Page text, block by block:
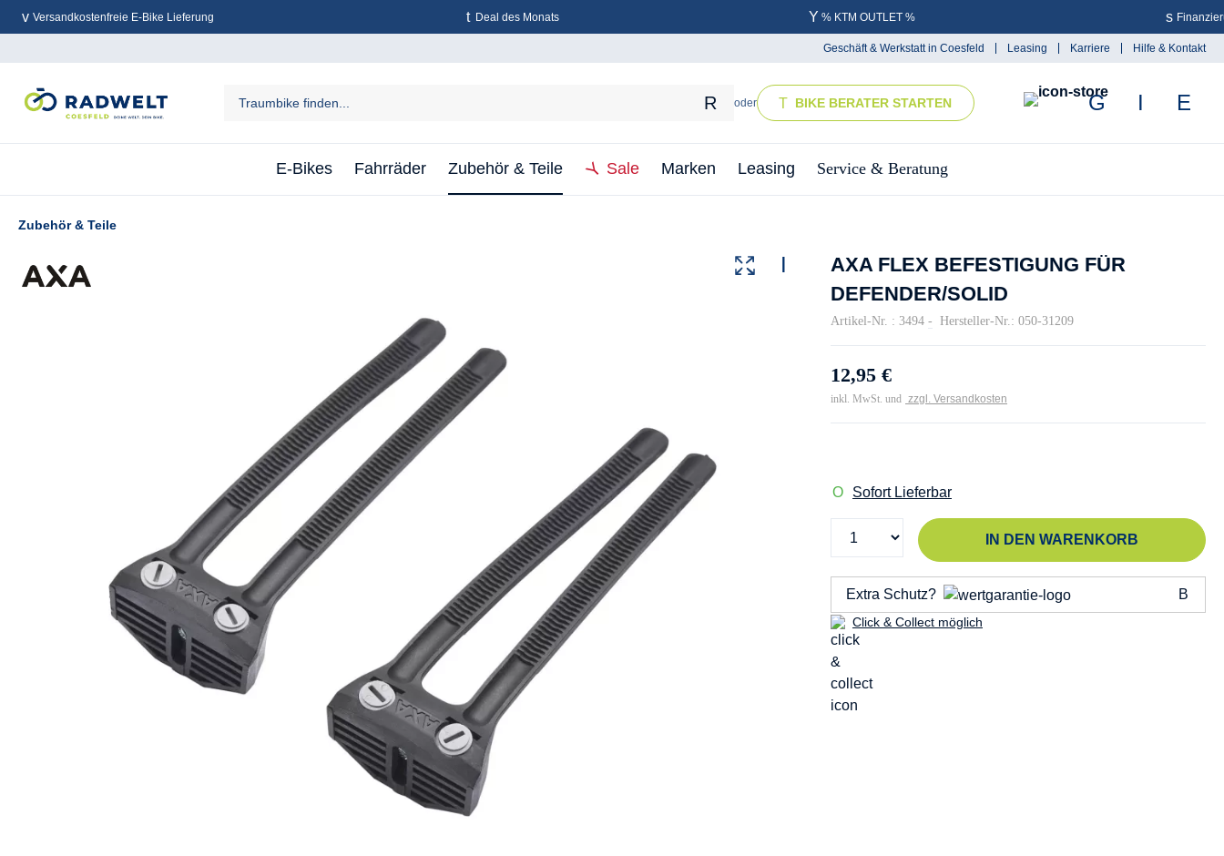
springen
Versandkostenfreie E-Bike Lieferung Deal des Monats % KTM OUTLET %
Geschäft & Werkstatt in Coesfeld Leasing Karriere Hilfe & Kontakt
oder BIKE BERATER STARTEN
E-Bikes Fahrräder Zubehör & Teile Sale Marken Leasing Service & Beratung
Zubehör & Teile
AXA FLEX BEFESTIGUNG FÜR
DEFENDER/SOLID
Artikel-Nr. : 3494 - Hersteller-Nr.: 050-31209
12,95 €
inkl. MwSt. und zzgl. Versandkosten
Sofort Lieferbar
IN DEN WARENKORB
Extra Schutz?
Click & Collect möglich